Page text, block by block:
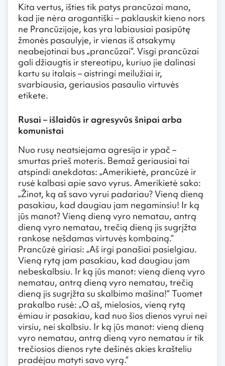
Kita vertus, išties tik patys prancūzai mano,
kad jie nėra arogantiški – paklauskit kieno nors
ne Prancūzijoje, kas yra labiausiai pasipūtę
žmonės pasaulyje, ir vienas iš atsakymų
neabejotinai bus „prancūzai“. Visgi prancūzai
gali džiaugtis ir stereotipu, kuriuo jie dalinasi
kartu su italais – aistringi meilužiai ir,
svarbiausia, geriausios pasaulio virtuvės
etikete.
Rusai – išlaidūs ir agresyvūs šnipai arba
komunistai
Nuo rusų neatsiejama agresija ir ypač –
smurtas prieš moteris. Bemaž geriausiai tai
atspindi anekdotas: „Amerikietė, prancūzė ir
rusė kalbasi apie savo vyrus. Amerikietė sako:
„Žinot, ką aš savo vyrui padariau? Vieną dieną
pasakiau, kad daugiau jam negaminsiu! Ir ką
jūs manot? Vieną dieną vyro nematau, antrą
dieną vyro nematau, trečią dieną jis sugrįžta
rankose nešdamas virtuvės kombainą.“
Prancūzė giriasi: „Aš irgi panašiai pasielgiau.
Vieną rytą jam pasakiau, kad daugiau jam
nebeskalbsiu. Ir ką jūs manot: vieną dieną vyro
nematau, antrą dieną vyro nematau, trečią
dieną jis sugrįžta su skalbimo mašina!“ Tuomet
prakalbo rusė: „O aš, mielosios, vieną rytą
ėmiau ir pasakiau, kad nuo šios dienos vyrui nei
virsiu, nei skalbsiu. Ir ką jūs manot: vieną dieną
vyro nematau, antrą dieną vyro nematau ir tik
trečiosios dienos ryte dešinės akies krašteliu
pradėjau matyti savo vyrą.“